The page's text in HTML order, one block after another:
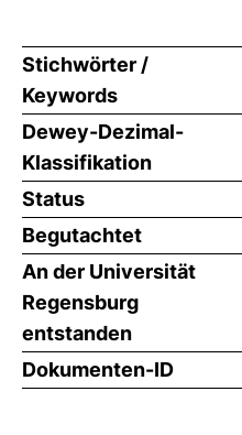
Stichwörter /
Keywords
Dewey-Dezimal-
Klassifikation
Status
Begutachtet
An der Universität
Regensburg
entstanden
Dokumenten-ID